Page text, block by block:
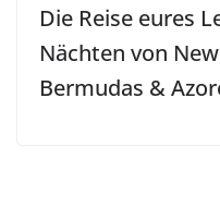
Die Reise eures
Nächten von
Bermudas &